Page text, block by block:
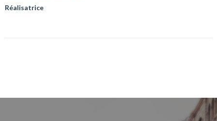
Réalisatrice